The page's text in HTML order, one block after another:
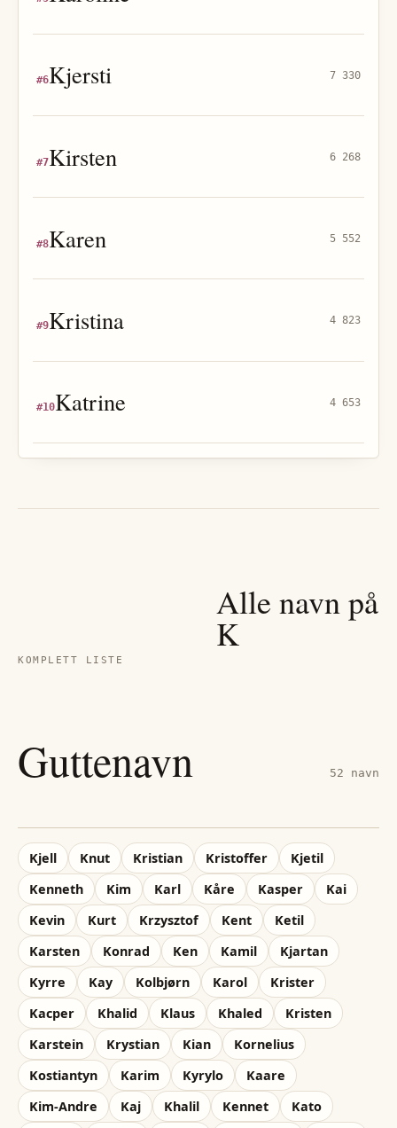
#6Kjersti 7 330
#7Kirsten 6 268
#8Karen 5 552
#9Kristina 4 823
#10Katrine 4 653
KOMPLETT LISTE
Alle navn på
K
Guttenavn 52 navn
Kjell Knut Kristian Kristoffer
Kjetil
Kenneth
Kim Karl Kåre Kasper
Kai
Kevin
Kurt Krzysztof Kent
Ketil
Karsten
Konrad Ken Kamil
Kjartan
Kyrre
Kay Kolbjørn Karol
Krister
Kacper
Khalid Klaus Khaled
Kristen
Karstein
Krystian Kian
Kornelius
Kostiantyn
Karim Kyrylo
Kaare
Kim-Andre
Kaj Khalil Kennet
Kato